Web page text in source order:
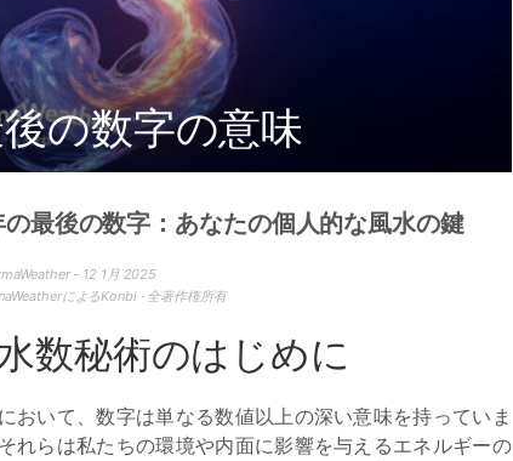
の数字の意味
の最後の数字：あなたの個人的な風水の鍵
- 12 1月 2025
によるKonbi · 全著作権所有
数秘術のはじめに
おいて、数字は単なる数値以上の深い意味を持っていま
れらは私たちの環境や内面に影響を与えるエネルギーの